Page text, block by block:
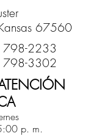
67560
798-2233
798-3302
p. m.